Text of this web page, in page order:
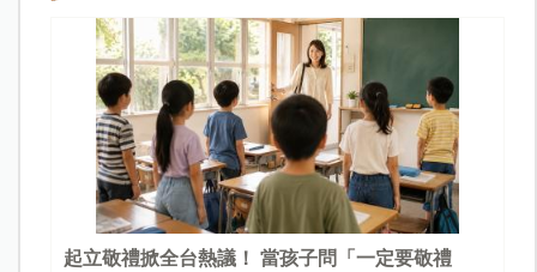
起立敬禮掀全台熱議！ 當孩子問「一定要敬禮